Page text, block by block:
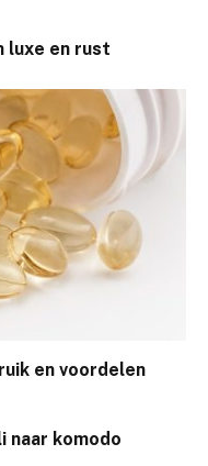
luxe en rust
en voordelen
naar komodo